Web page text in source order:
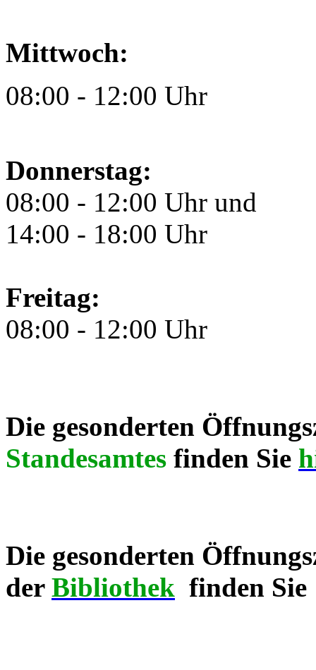
Mittwoch:
08:00 - 12:00 Uhr
Donnerstag:
08:00 - 12:00 Uhr und
14:00 - 18:00 Uhr
Freitag:
08:00 - 12:00 Uhr
Die gesonderten
Standesamtes finden Sie
Die gesonderten
der Bibliothek finden Sie